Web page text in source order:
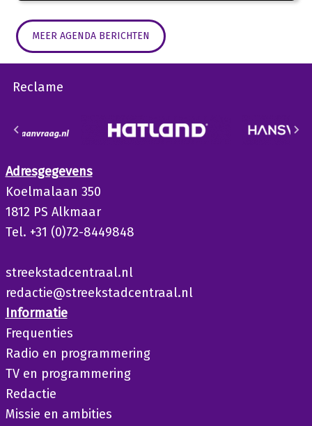
MEER AGENDA BERICHTEN
Reclame
Adresgegevens
Koelmalaan 350
1812 PS Alkmaar
Tel. +31 (0)72-8449848
streekstadcentraal.nl
redactie@streekstadcentraal.nl
Informatie
Frequenties
Radio en programmering
TV en programmering
Redactie
Missie en ambities